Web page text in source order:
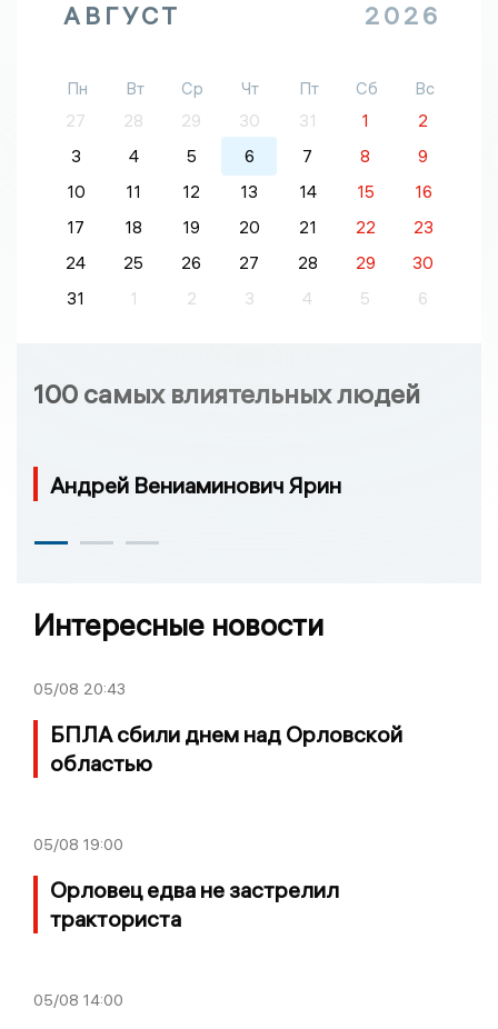
АВГУСТ 2026
Пн Вт Ср Чт Пт Сб
Вс
27
28 29 30 31 1
2
3
4 5 6 7 8
9
10
11 12 13 14 15
16
17
18 19 20 21 22
23
24
25 26 27 28 29
30
31
1 2 3 4 5 6
100 самых влиятельных людей
Андрей Вениаминович Ярин
Интересные новости
05/08 20:43
БПЛА сбили днем над Орловской
областью
05/08 19:00
Орловец едва не застрелил
тракториста
05/08 14:00